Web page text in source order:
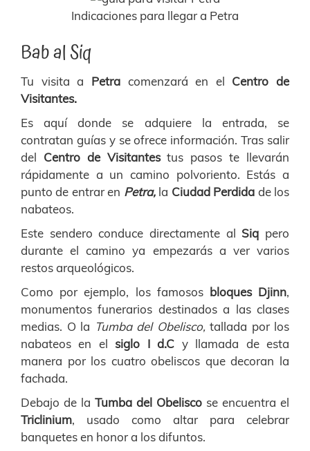
Indicaciones para llegar a Petra
Bab al Siq
Tu visita a Petracomenzará en el Centro de
Visitantes.
Es aquí donde se adquiere la entrada, se
contratan guías y se ofrece información. Tras salir
del Centro de Visitantestus pasos te llevarán
rápidamente a un camino polvoriento. Estás a
punto de entrar en Petra,la Ciudad Perdida de los
nabateos.
Este sendero conduce directamente al Siq pero
durante el camino ya empezarás a ver varios
restos arqueológicos.
Como por ejemplo, los famosos bloques Djinn,
monumentos funerarios destinados a las clases
medias. O la Tumba del Obelisco, tallada por los
nabateos en elsiglo I d.C y llamada de esta
manera por los cuatro obeliscos que decoran la
fachada.
Debajo de la Tumba del Obelisco se encuentra el
Triclinium, usado como altar para celebrar
banquetes en honor a los difuntos.